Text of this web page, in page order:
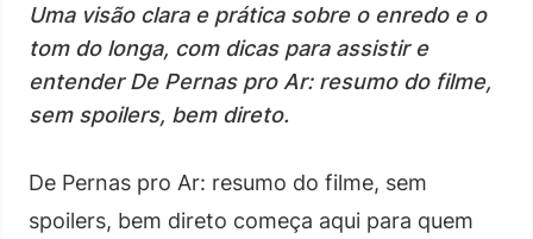
Uma visão clara e prática sobre o enredo e o
tom do longa, com dicas para assistir e
entender De Pernas pro Ar: resumo do filme,
sem spoilers, bem direto.
De Pernas pro Ar: resumo do filme, sem
spoilers, bem direto começa aqui para quem